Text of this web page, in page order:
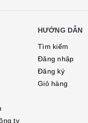
ty
HƯỚNG DẪN
Tìm kiếm
Đăng nhập
Đăng ký
Giỏ hàng